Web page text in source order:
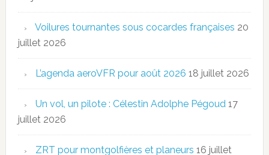
Voilures tournantes sous cocardes françaises 20
juillet 2026
L’agenda aeroVFR pour août 2026 18 juillet 2026
Un vol, un pilote : Célestin Adolphe Pégoud 17
juillet 2026
ZRT pour montgolfières et planeurs 16 juillet